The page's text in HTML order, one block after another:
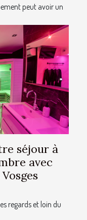
peut avoir un
séjour à
avec
regards et loin du